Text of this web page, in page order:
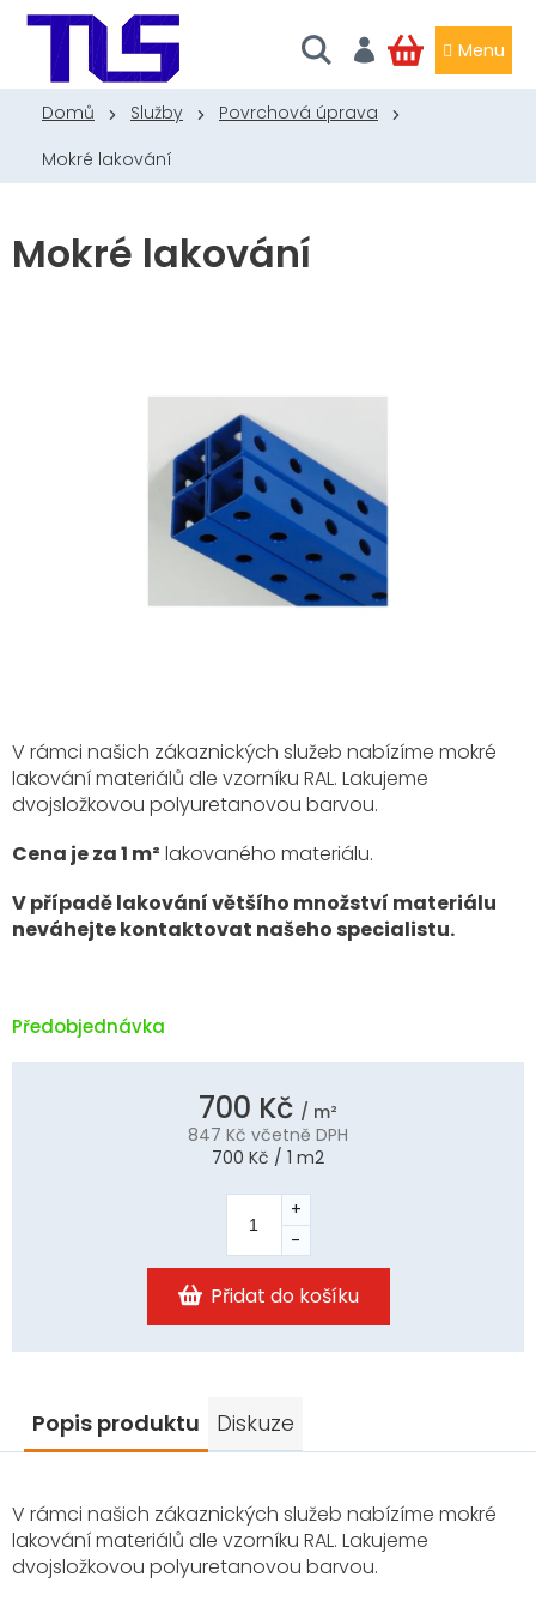
Přejít
NÁKUPNÍ
KOŠÍK
Domů Služby
Povrchová úprava
Mokré lakování
Mokré lakování
Předobjednávka
V rámci našich zákaznických služeb nabízíme mokré
lakování materiálů dle vzorníku RAL. Lakujeme
dvojsložkovou polyuretanovou barvou.
Cena je za 1 m² lakovaného materiálu.
V případě lakování většího množství materiálu
neváhejte kontaktovat našeho specialistu.
700 Kč / m²
847 Kč včetně DPH
Měrná
700 Kč / 1 m2
Přidat do košíku
Popis produktu Diskuze
V rámci našich zákaznických služeb nabízíme mokré
lakování materiálů dle vzorníku RAL. Lakujeme
dvojsložkovou polyuretanovou barvou.